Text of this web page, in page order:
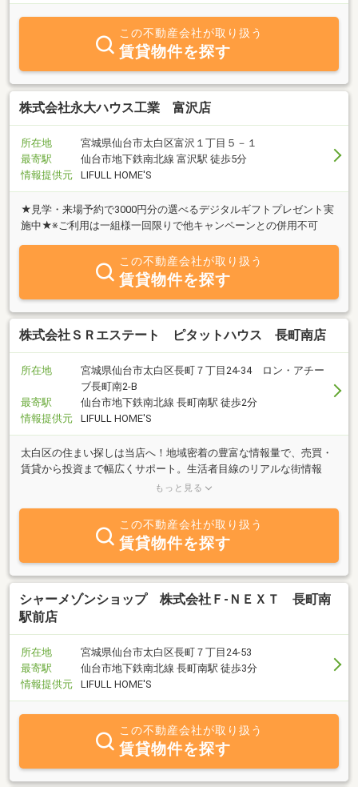
この不動産会社が取り扱う
賃貸物件を探す
株式会社永大ハウス工業 富沢店
所在地
宮城県仙台市太白区富沢１丁目５－１
最寄駅
仙台市地下鉄南北線 富沢駅 徒歩5分
情報提供元
LIFULL HOME'S
★見学・来場予約で3000円分の選べるデジタルギフトプレゼント実
施中★※ご利用は一組様一回限りで他キャンペーンとの併用不可
この不動産会社が取り扱う
賃貸物件を探す
株式会社ＳＲエステート ピタットハウス 長町南店
所在地
宮城県仙台市太白区長町７丁目24-34 ロン・アチー
ブ長町南2-B
最寄駅
仙台市地下鉄南北線 長町南駅 徒歩2分
情報提供元
LIFULL HOME'S
太白区の住まい探しは当店へ！地域密着の豊富な情報量で、売買・
賃貸から投資まで幅広くサポート。生活者目線のリアルな街情報
と、デメリットも隠さない誠実な提案で、あなたの「ぴったり」を
もっと見る
この不動産会社が取り扱う
賃貸物件を探す
シャーメゾンショップ 株式会社Ｆ‐ＮＥＸＴ 長町南
駅前店
所在地
宮城県仙台市太白区長町７丁目24-53
最寄駅
仙台市地下鉄南北線 長町南駅 徒歩3分
情報提供元
LIFULL HOME'S
この不動産会社が取り扱う
賃貸物件を探す